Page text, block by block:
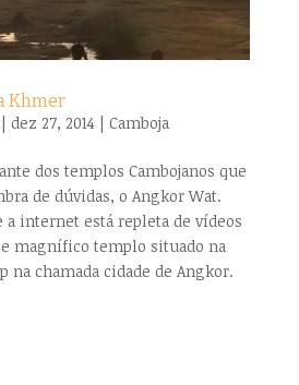
Khmer
dez 27, 2014 | Camboja
dos templos Cambojanos que
de dúvidas, o Angkor Wat.
a internet está repleta de vídeos
magnífico templo situado na
na chamada cidade de Angkor.